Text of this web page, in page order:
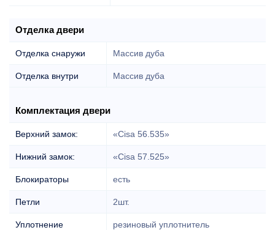
Отделка двери
Отделка снаружи Массив дуба
Отделка внутри Массив дуба
Комплектация двери
Верхний замок: «Cisa 56.535»
Нижний замок: «Cisa 57.525»
Блокираторы есть
Петли 2шт.
Уплотнение резиновый уплотнитель